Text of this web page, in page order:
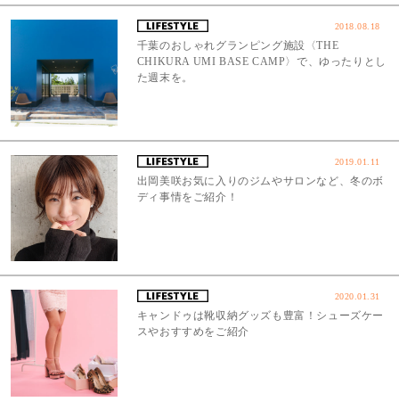
2018.08.18
千葉のおしゃれグランピング施設〈THE
CHIKURA UMI BASE CAMP〉で、ゆったりとし
た週末を。
2019.01.11
出岡美咲お気に入りのジムやサロンなど、冬のボ
ディ事情をご紹介！
2020.01.31
キャンドゥは靴収納グッズも豊富！シューズケー
スやおすすめをご紹介